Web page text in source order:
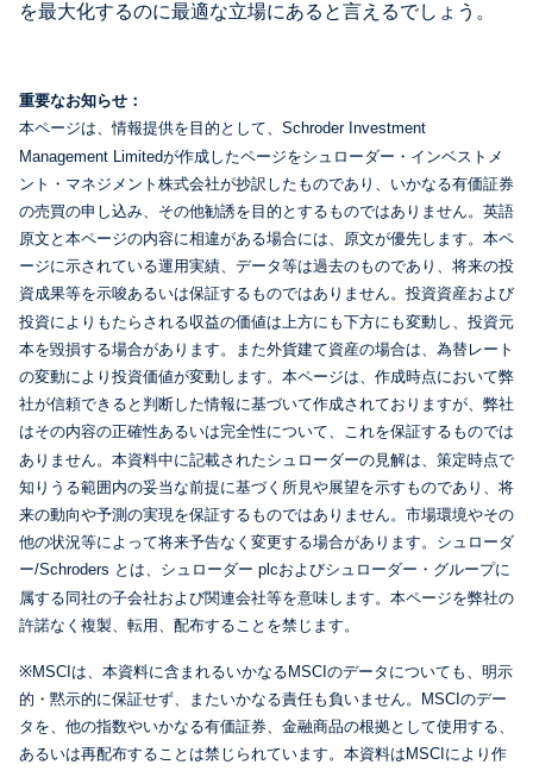
を最大化するのに最適な立場にあると言えるでしょう。
重要なお知らせ：
本ページは、情報提供を目的として、Schroder Investment
Management Limitedが作成したページをシュローダー・インベストメ
ント・マネジメント株式会社が抄訳したものであり、いかなる有価証券
の売買の申し込み、その他勧誘を目的とするものではありません。英語
原文と本ページの内容に相違がある場合には、原文が優先します。本ペ
ージに示されている運用実績、データ等は過去のものであり、将来の投
資成果等を示唆あるいは保証するものではありません。投資資産および
投資によりもたらされる収益の価値は上方にも下方にも変動し、投資元
本を毀損する場合があります。また外貨建て資産の場合は、為替レート
の変動により投資価値が変動します。本ページは、作成時点において弊
社が信頼できると判断した情報に基づいて作成されておりますが、弊社
はその内容の正確性あるいは完全性について、これを保証するものでは
ありません。本資料中に記載されたシュローダーの見解は、策定時点で
知りうる範囲内の妥当な前提に基づく所見や展望を示すものであり、将
来の動向や予測の実現を保証するものではありません。市場環境やその
他の状況等によって将来予告なく変更する場合があります。シュローダ
ー/Schroders とは、シュローダー plcおよびシュローダー・グループに
属する同社の子会社および関連会社等を意味します。本ページを弊社の
許諾なく複製、転用、配布することを禁じます。
※MSCIは、本資料に含まれるいかなるMSCIのデータについても、明示
的・黙示的に保証せず、またいかなる責任も負いません。MSCIのデー
タを、他の指数やいかなる有価証券、金融商品の根拠として使用する、
あるいは再配布することは禁じられています。本資料はMSCIにより作